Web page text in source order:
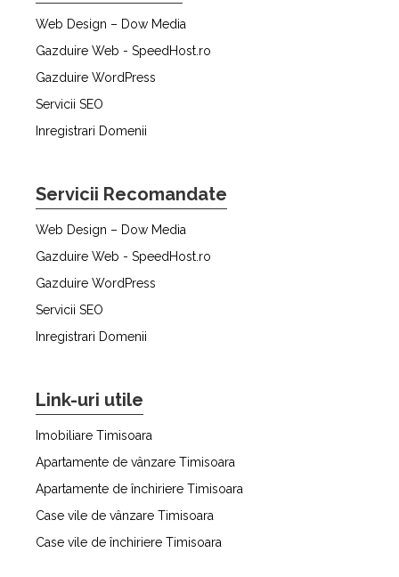
Web Design – Dow Media
Gazduire Web - SpeedHost.ro
Gazduire WordPress
Servicii SEO
Inregistrari Domenii
Servicii Recomandate
Web Design – Dow Media
Gazduire Web - SpeedHost.ro
Gazduire WordPress
Servicii SEO
Inregistrari Domenii
Link-uri utile
Imobiliare Timisoara
Apartamente de vânzare Timisoara
Apartamente de închiriere Timisoara
Case vile de vânzare Timisoara
Case vile de închiriere Timisoara